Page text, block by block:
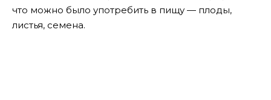
что можно было употребить в пищу — плоды,
листья, семена.